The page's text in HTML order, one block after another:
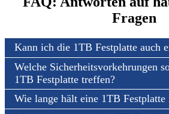
Fragen
Kann ich die 1TB Festplatte auch
Welche Sicherheitsvorkehrungen
1TB Festplatte treffen?
Wie lange hält eine 1TB